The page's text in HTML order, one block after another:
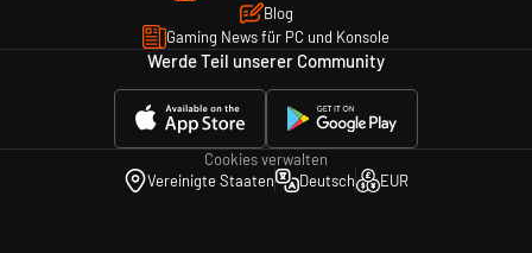
Blog
Gaming News für PC und Konsole
Werde Teil unserer Community
Cookies verwalten
Vereinigte Staaten
Deutsch EUR